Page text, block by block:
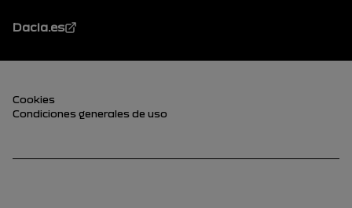
Dacia.es
Pie de página (inferior)
Cookies
Condiciones generales de uso